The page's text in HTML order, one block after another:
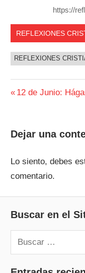
https://
REFLEXIONES
REFLEXIONES
entradas
Entrada
12 de Junio:
Dejar una
Lo siento, debes
comentario.
Buscar en el
Buscar: